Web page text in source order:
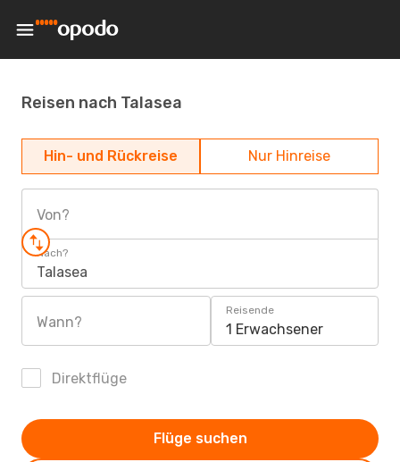
Reisen nach Talasea
Hin- und Rückreise Nur Hinreise
Von?
Nach?
Talasea
Wann?
Reisende
1 Erwachsener
Direktflüge
Flüge suchen